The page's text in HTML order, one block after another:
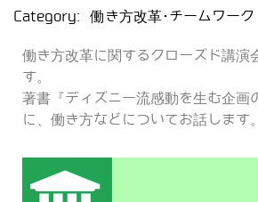
Category:働き方改革･チームワーク
働き方改革に関するクローズド講演
す。
著書『ディズニー流感動を生む企画
に、働き方などについてお話します。